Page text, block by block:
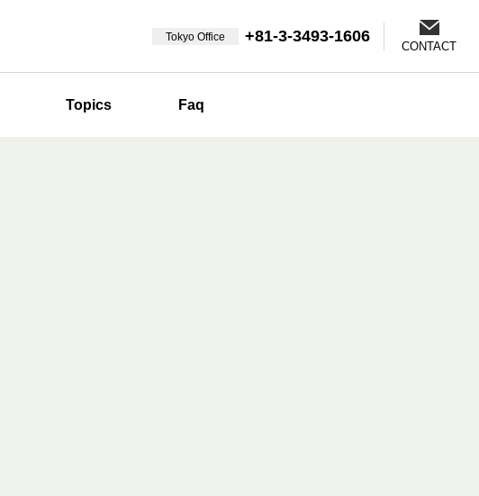
Tokyo Office +81-3-3493-1606
CONTACT
Topics Faq